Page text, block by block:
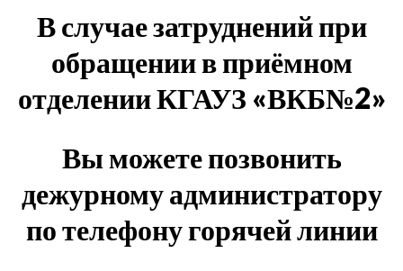
В случае затруднений при
обращении в приёмном
отделении КГАУЗ «ВКБ№2»
Вы можете позвонить
дежурному администратору
по телефону горячей линии